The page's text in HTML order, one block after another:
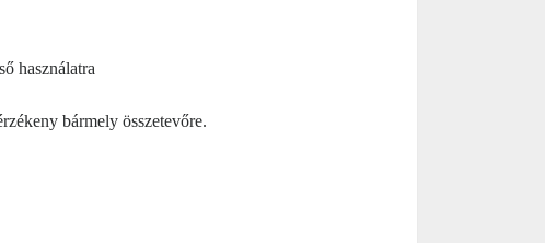
használatra
bármely összetevőre.